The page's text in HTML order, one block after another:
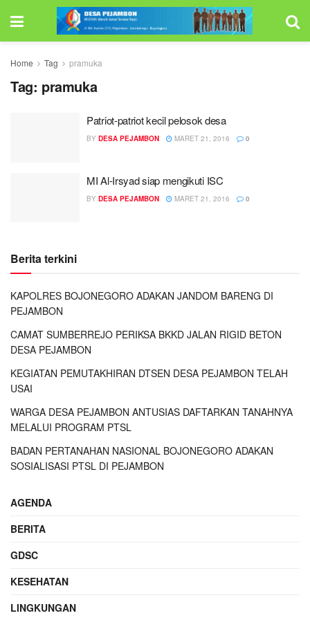
Home Tag pramuka
Tag: pramuka
Patriot-patriot kecil pelosok desa
BY DESA PEJAMBON MARET 21, 2016 0
MI Al-Irsyad siap mengikuti ISC
BY DESA PEJAMBON MARET 21, 2016 0
Berita terkini
KAPOLRES BOJONEGORO ADAKAN JANDOM BARENG DI
PEJAMBON
CAMAT SUMBERREJO PERIKSA BKKD JALAN RIGID BETON
DESA PEJAMBON
KEGIATAN PEMUTAKHIRAN DTSEN DESA PEJAMBON TELAH
USAI
WARGA DESA PEJAMBON ANTUSIAS DAFTARKAN TANAHNYA
MELALUI PROGRAM PTSL
BADAN PERTANAHAN NASIONAL BOJONEGORO ADAKAN
SOSIALISASI PTSL DI PEJAMBON
AGENDA
BERITA
GDSC
KESEHATAN
LINGKUNGAN